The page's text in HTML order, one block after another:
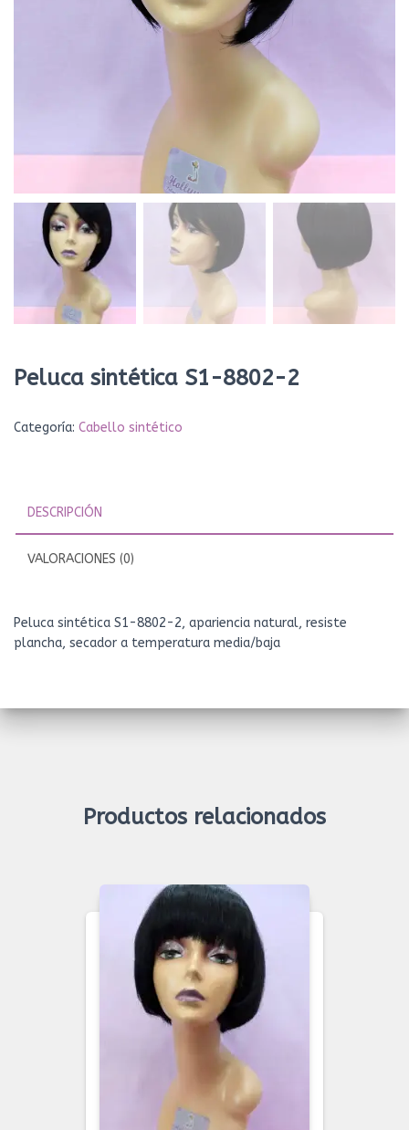
Peluca sintética S1-8802-2
Categoría: Cabello sintético
DESCRIPCIÓN
VALORACIONES (0)
Peluca sintética S1-8802-2, apariencia natural, resiste
plancha, secador a temperatura media/baja
Productos relacionados